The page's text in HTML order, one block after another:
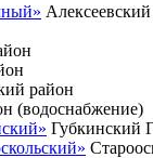
район
(водоснабжение)
Губкинский